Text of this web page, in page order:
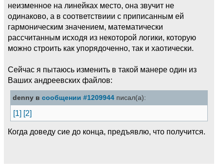
неизменное на линейках место, она звучит не
одинаково, а в соответствиии с приписанным ей
гармоническим значением, математически
рассчитанным исходя из некоторой логики, которую
можно строить как упорядоченно, так и хаотически.
Сейчас я пытаюсь изменить в такой манере один из
Ваших андреевских файлов:
denny в сообщении #1209944 писал(а):
[1] [2]
Когда доведу сие до конца, предъявлю, что получится.